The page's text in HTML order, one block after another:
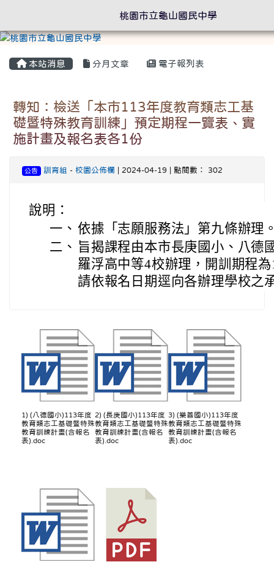
本站消息 分月文章 電子報列表
轉知：檢送「本市113年度教育類志工基
礎暨特殊教育訓練」預定期程一覽表、實
施計畫及報名表各1份
公告 訓育組 - 校園公佈欄 | 2024-04-19 | 點閱數： 302
說明：
一、 依據「志願服務法」第九條辦理
二、 旨揭課程由本市長庚國小、八德
羅浮高中等4校辦理，開訓期程
請依報名日期逕向各辦理學校之
1) (八德國小)113年度
教育類志工基礎暨特殊
教育訓練計畫(含報名
表).doc
2) (長庚國小)113年度
教育類志工基礎暨特殊
教育訓練計畫(含報名
表).doc
3) (樂善國小)113年度
教育類志工基礎暨特殊
教育訓練計畫(含報名
表).doc
桃園市立龜山國民中學